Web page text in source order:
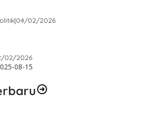
|04/02/2026
02/2026